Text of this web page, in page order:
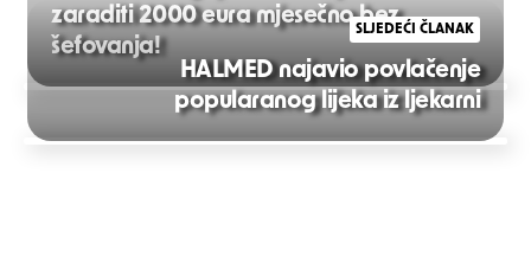
Post
navigation
zaraditi 2000 eura mjesečno bez
šefovanja!
SLJEDEĆI ČLANAK
HALMED najavio povlačenje
popularanog lijeka iz ljekarni